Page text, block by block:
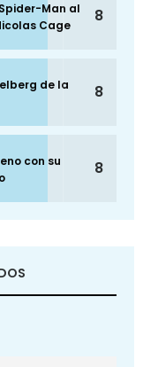
Man al
Cage
8
de la
8
con su
8